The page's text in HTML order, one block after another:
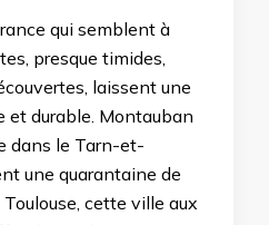
qui semblent à
presque timides,
laissent une
durable. Montauban
dans le Tarn-et-
une quarantaine de
cette ville aux